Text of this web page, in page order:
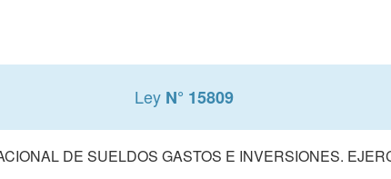
Ley N° 15809
DE SUELDOS GASTOS E INVERSIONES.